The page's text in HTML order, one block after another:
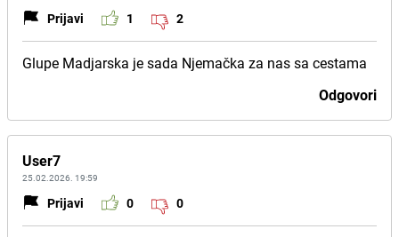
Prijavi 1 2
Glupe Madjarska je sada Njemačka za nas sa cestama
Odgovori
User7
25.02.2026. 19:59
Prijavi 0 0